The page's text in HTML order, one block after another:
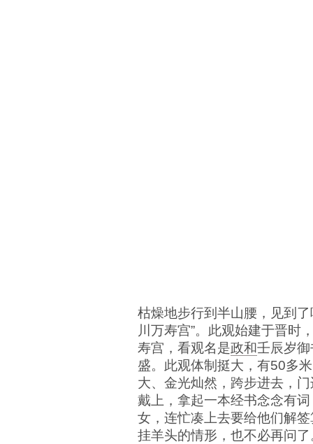
枯燥地步行到半山腰，见到
川万寿宫”。此观始建于晋时
寿宫，看观名是政和壬辰岁
盛。此观体制挺大，有50多
大、金光灿然，跨步进去，
戴上，拿起一本经书念念有
女，连忙凑上去要给他们解
挂羊头的情形，也不必再问